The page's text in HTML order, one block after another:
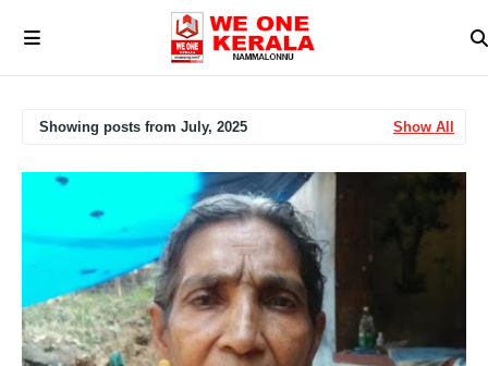
Showing posts from July, 2025 Show All